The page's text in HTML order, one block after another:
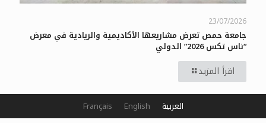
23/07/2026
جامعة حمص تعرض مشاريعها الأكاديمية والريادية في معرض
“ناس تكس 2026” الدولي
اقرأ المزيد
العربية English
Français